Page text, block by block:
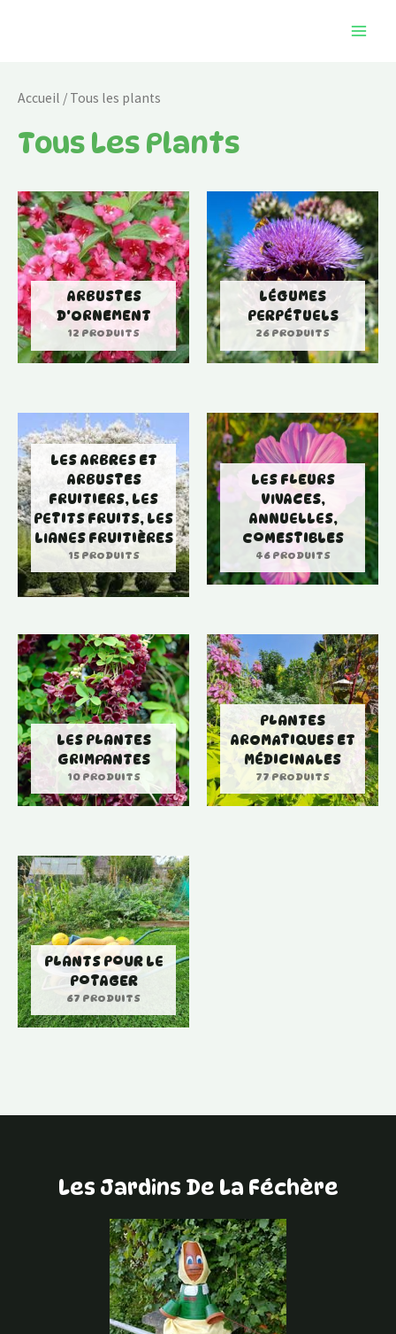
Accueil / Tous les plants
Tous Les Plants
ARBUSTES
D'ORNEMENT
12 PRODUITS
LÉGUMES
PERPÉTUELS
26 PRODUITS
LES ARBRES ET
ARBUSTES
FRUITIERS, LES
PETITS FRUITS, LES
LIANES FRUITIÈRES
15 PRODUITS
LES FLEURS
VIVACES,
ANNUELLES,
COMESTIBLES
46 PRODUITS
LES PLANTES
GRIMPANTES
10 PRODUITS
PLANTES
AROMATIQUES ET
MÉDICINALES
77 PRODUITS
PLANTS POUR LE
POTAGER
67 PRODUITS
Les Jardins De La Féchère